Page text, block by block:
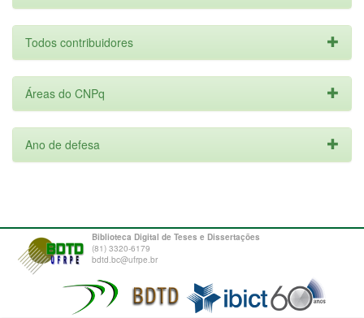
Todos contribuidores
Áreas do CNPq
Ano de defesa
Biblioteca Digital de Teses e Dissertações
(81) 3320-6179
bdtd.bc@ufrpe.br